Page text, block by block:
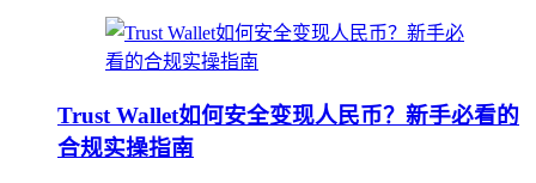
Trust Wallet如何安全变现人民币？新手必看的
合规实操指南